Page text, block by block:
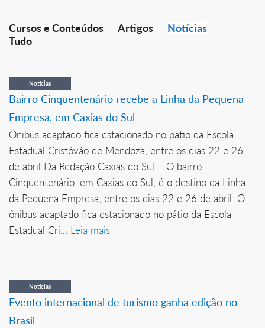
Cursos e Conteúdos Artigos
Notícias
Tudo
Notícias
Bairro Cinquentenário recebe a Linha da Pequena
Empresa, em Caxias do Sul
Ônibus adaptado fica estacionado no pátio da Escola
Estadual Cristóvão de Mendoza, entre os dias 22 e 26
de abril Da Redação Caxias do Sul – O bairro
Cinquentenário, em Caxias do Sul, é o destino da Linha
da Pequena Empresa, entre os dias 22 e 26 de abril. O
ônibus adaptado fica estacionado no pátio da Escola
Estadual Cri... Leia mais
Notícias
Evento internacional de turismo ganha edição no
Brasil